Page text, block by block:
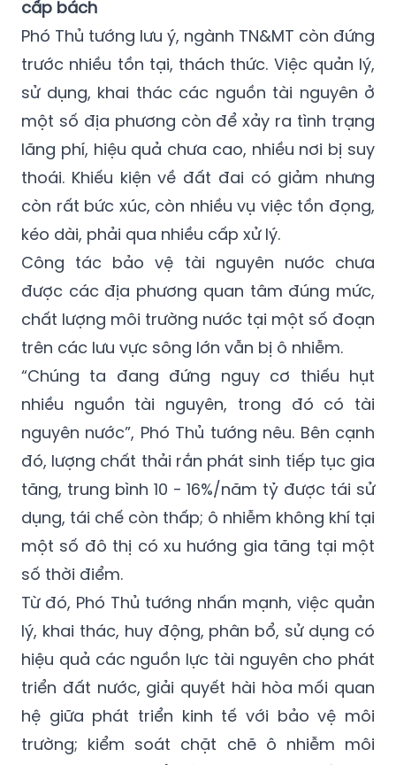
phát triển mới của đất nước.
An ninh nguồn nước đang là vấn đề hết sức
cấp bách
Phó Thủ tướng lưu ý, ngành TN&MT còn đứng
trước nhiều tồn tại, thách thức. Việc quản lý,
sử dụng, khai thác các nguồn tài nguyên ở
một số địa phương còn để xảy ra tình trạng
lãng phí, hiệu quả chưa cao, nhiều nơi bị suy
thoái. Khiếu kiện về đất đai có giảm nhưng
còn rất bức xúc, còn nhiều vụ việc tồn đọng,
kéo dài, phải qua nhiều cấp xử lý.
Công tác bảo vệ tài nguyên nước chưa
được các địa phương quan tâm đúng mức,
chất lượng môi trường nước tại một số đoạn
trên các lưu vực sông lớn vẫn bị ô nhiễm.
“Chúng ta đang đứng nguy cơ thiếu hụt
nhiều nguồn tài nguyên, trong đó có tài
nguyên nước”, Phó Thủ tướng nêu. Bên cạnh
đó, lượng chất thải rắn phát sinh tiếp tục gia
tăng, trung bình 10 - 16%/năm tỷ được tái sử
dụng, tái chế còn thấp; ô nhiễm không khí tại
một số đô thị có xu hướng gia tăng tại một
số thời điểm.
Từ đó, Phó Thủ tướng nhấn mạnh, việc quản
lý, khai thác, huy động, phân bổ, sử dụng có
hiệu quả các nguồn lực tài nguyên cho phát
triển đất nước, giải quyết hài hòa mối quan